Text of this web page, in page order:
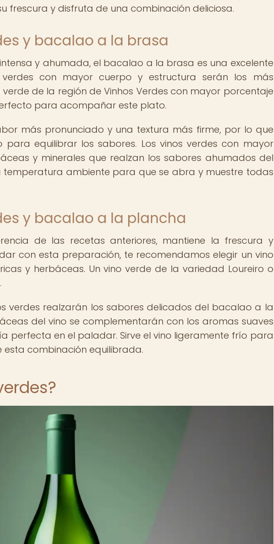
frescura y disfruta de una combinación deliciosa.
y bacalao a la brasa
y ahumada, el bacalao a la brasa es una excelente
con mayor cuerpo y estructura serán los más
de la región de Vinhos Verdes con mayor porcentaje
para acompañar este plato.
más pronunciado y una textura más firme, por lo que
equilibrar los sabores. Los vinos verdes con mayor
y minerales que realzan los sabores ahumados del
temperatura ambiente para que se abra y muestre todas
y bacalao a la plancha
de las recetas anteriores, mantiene la frescura y
con esta preparación, te recomendamos elegir un vino
y herbáceas. Un vino verde de la variedad Loureiro o
verdes realzarán los sabores delicados del bacalao a la
del vino se complementarán con los aromas suaves
perfecta en el paladar. Sirve el vino ligeramente frío para
combinación equilibrada.